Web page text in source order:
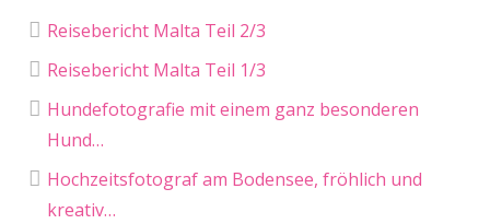
Reisebericht Malta Teil 2/3
Reisebericht Malta Teil 1/3
Hundefotografie mit einem ganz besonderen
Hund…
Hochzeitsfotograf am Bodensee, fröhlich und
kreativ…